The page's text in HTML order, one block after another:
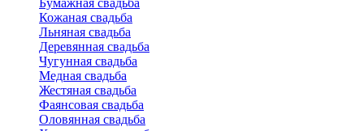
Бумажная свадьба
Кожаная свадьба
Льняная свадьба
Деревянная свадьба
Чугунная свадьба
Медная свадьба
Жестяная свадьба
Фаянсовая свадьба
Оловянная свадьба